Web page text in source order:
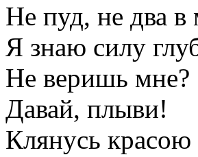
Не пуд, не два в
Я знаю силу
Не веришь мне?
Давай, плыви!
Клянусь